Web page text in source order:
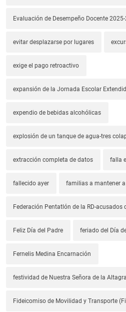
Evaluación de Desempeño Docente
evitar desplazarse por lugares
exige el pago retroactivo
expansión de la Jornada Escolar
expendio de bebidas alcohólicas
explosión de un tanque de agua-tres
extracción completa de datos falla
fallecido ayer familias a mantener
Federación Pentatlón de la RD-
Feliz Día del Padre feriado del Día
Fernelis Medina Encarnación
festividad de Nuestra Señora de la
Fideicomiso de Movilidad y Transporte